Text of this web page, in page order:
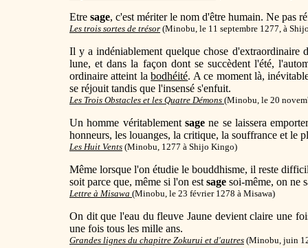
Etre sage, c'est mériter le nom d'être humain. Ne pas
Les trois sortes de trésor (Minobu, le 11 septembre 1277, à
Il y a indéniablement quelque chose d'extraordinaire
lune, et dans la façon dont se succèdent l'été,
ordinaire atteint labodhéité. A ce moment là,
se réjouit tandis que l'insensé s'enfuit.
Les Trois Obstacles et les Quatre Démons (Minobu, le 20
Un homme véritablementsage ne se laissera
honneurs, les louanges, la critique, la souffrance et le
Les Huit Vents (Minobu, 1277 à Shijo Kingo)
Même lorsque l'on étudie le bouddhisme, il reste
soit parce que, même si l'on est sage soi-même, on ne
Lettre à Misawa (Minobu, le 23 février 1278 à Misawa)
On dit que l'eau du fleuve Jaune devient claire une
une fois tous les mille ans.
Grandes lignes du chapitre Zokurui et d'autres (Minobu, juin